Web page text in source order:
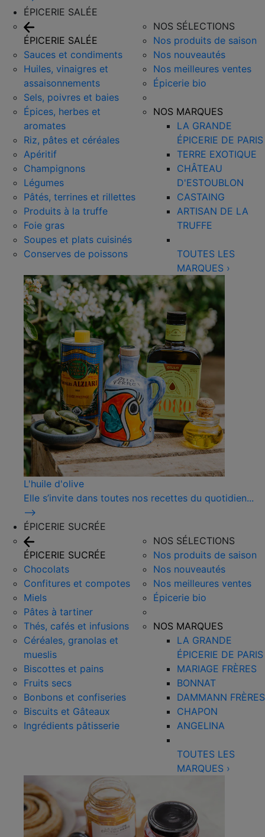
ÉPICERIE SALÉE
ÉPICERIE SALÉE
Sauces et condiments
Huiles, vinaigres et
assaisonnements
Sels, poivres et baies
Épices, herbes et
aromates
Riz, pâtes et céréales
Apéritif
Champignons
Légumes
Pâtés, terrines et rillettes
Produits à la truffe
Foie gras
Soupes et plats cuisinés
Conserves de poissons
NOS SÉLECTIONS
Nos produits de saison
Nos nouveautés
Nos meilleures ventes
Épicerie bio
NOS MARQUES
LA GRANDE
ÉPICERIE DE PARIS
TERRE EXOTIQUE
CHÂTEAU
D'ESTOUBLON
CASTAING
ARTISAN DE LA
TRUFFE
TOUTES LES
MARQUES ›
L'huile d'olive
Elle s’invite dans toutes nos recettes du quotidien...
⟶
ÉPICERIE SUCRÉE
ÉPICERIE SUCRÉE
Chocolats
Confitures et compotes
Miels
Pâtes à tartiner
Thés, cafés et infusions
Céréales, granolas et
mueslis
Biscottes et pains
Fruits secs
Bonbons et confiseries
Biscuits et Gâteaux
Ingrédients pâtisserie
NOS SÉLECTIONS
Nos produits de saison
Nos nouveautés
Nos meilleures ventes
Épicerie bio
NOS MARQUES
LA GRANDE
ÉPICERIE DE PARIS
MARIAGE FRÈRES
BONNAT
DAMMANN FRÈRES
CHAPON
ANGELINA
TOUTES LES
MARQUES ›